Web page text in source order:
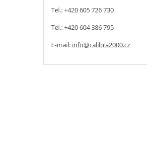
Tel.: +420 605 726 730
Tel.: +420 604 386 795
E-mail: info@calibra2000.cz